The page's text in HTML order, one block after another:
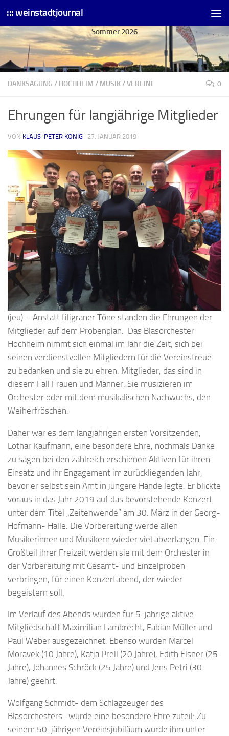
Skip to content
::: weinstadtjournal
Sommer 2026
DANKSAGUNG / HOCHHEIM / MUSIK/VEREINE 0
Ehrungen für langjährige Mitglieder
VON KLAUS-PETER KÖNIG · 27. JANUAR 2019
(jeu) – Anstatt filigraner Töne standen die Ehrungen der
Mitglieder auf dem Probenplan. Das Blasorchester
Hochheim nimmt sich einmal im Jahr die Zeit, sich bei
seinen verdienstvollen Mitgliedern für die Vereinstreue
zu bedanken und sie zu ehren. Mitglieder, das sind in
diesem Fall Frauen und Männer. Sie musizieren im
Orchester oder mit dem musikalischen Nachwuchs, den
Weiherfröschen.
Daher war es dem langjährigen ersten Vorsitzenden,
Lothar Kaufmann, eine besondere Ehre, nochmals Danke
zu sagen bei den zahlreich erschienen Aktiven für ihren
Einsatz und ihr Engagement im zurückliegenden Jahr,
bevor er selbst sein Amt in jüngere Hände legte. Er blickte
voraus in das Jahr 2019 auf das bevorstehende Konzert
unter dem Titel „Zeitenwende“ am 30. März in der Georg-
Hofmann- Halle. Die Vorbereitung werde allen
Musikerinnen und Musikern wieder viel abverlangen. Ein
Großteil ihrer Freizeit werden sie mit dem Orchester in
der Vorbereitung mit Gesamt- und Einzelproben
verbringen, für einen Konzertabend, der wieder
begeistern soll.
Im Verlauf des Abends wurden für 5-jährige aktive
Mitgliedschaft Maximilian Lambrecht, Fabian Müller und
Paul Weber ausgezeichnet. Ebenso wurden Marcel
Moravek (10 Jahre), Katja Prell (20 Jahre), Edith Elsner (25
Jahre), Johannes Schröck (25 Jahre) und Jens Petri (30
Jahre) geehrt.
Wolfgang Schmidt- dem Schlagzeuger des
Blasorchesters- wurde eine besondere Ehre zuteil: Zu
seinem 50-jährigen Vereinsjubiläum wurde ihm unter